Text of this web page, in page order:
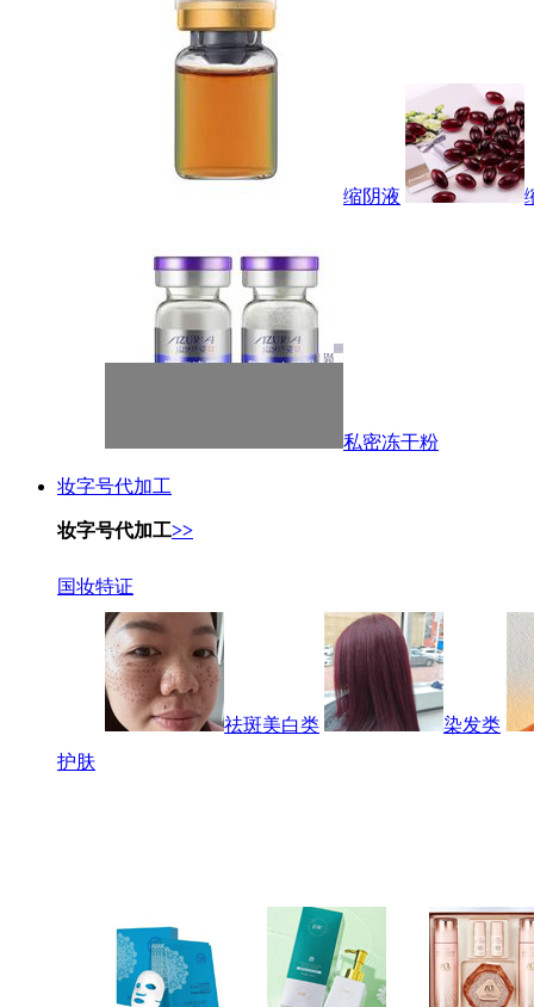
缩阴液
私密冻干粉
妆字号代加工
妆字号代加工>>
国妆特证
祛斑美白类
染发类
护肤